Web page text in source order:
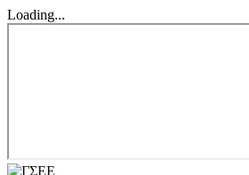
Loading...